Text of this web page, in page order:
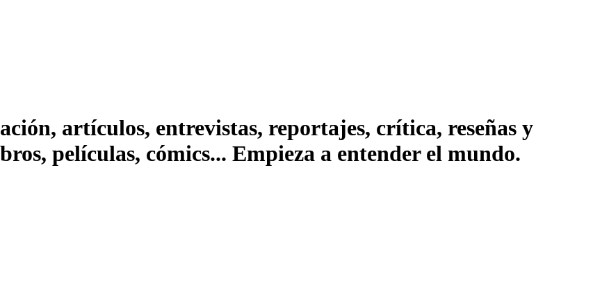
artículos, entrevistas, reportajes, crítica, reseñas y
películas, cómics... Empieza a entender el mundo.